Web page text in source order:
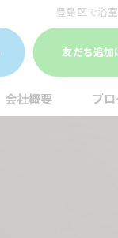
豊島区で浴
友だち追加
会社概要 ブ